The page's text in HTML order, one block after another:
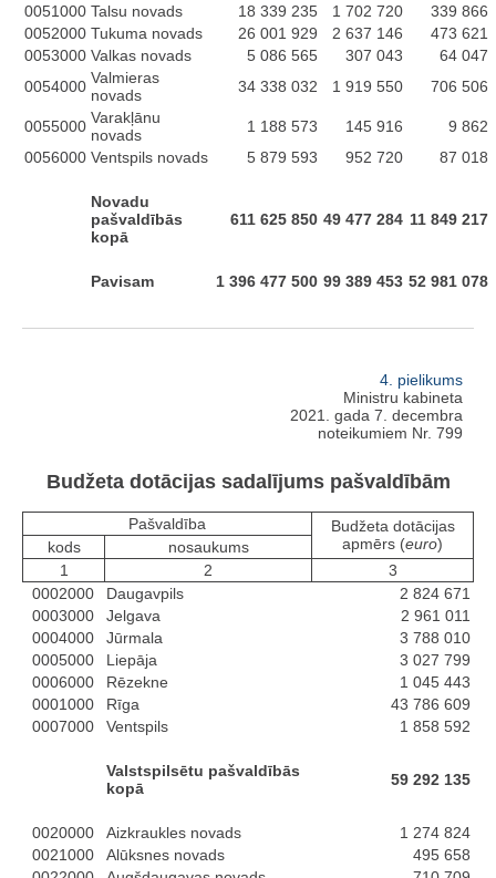
0051000 Talsu novads 18 339 235 1 702 720
339 866
0052000 Tukuma novads 26 001 929 2 637 146
473 621
0053000 Valkas novads 5 086 565 307 043
64 047
0054000 Valmieras
novads
34 338 032 1 919 550 706 506
0055000 Varakļānu
novads
1 188 573 145 916
9 862
0056000 Ventspils novads 5 879 593 952 720 87 018
Novadu
pašvaldībās
kopā
611 625 850 49 477 284 11 849 217
Pavisam 1 396 477 500 99 389 453 52 981 078
4. pielikums
Ministru kabineta
2021. gada 7. decembra
noteikumiem Nr. 799
Budžeta dotācijas sadalījums pašvaldībām
Pašvaldība
Budžeta dotācijas
apmērs (euro)
kods
nosaukums
1
2
3
0002000
Daugavpils
2 824 671
0003000
Jelgava
2 961 011
0004000
Jūrmala
3 788 010
0005000
Liepāja
3 027 799
0006000
Rēzekne
1 045 443
0001000
Rīga
43 786 609
0007000
Ventspils 1 858 592
Valstspilsētu pašvaldībās
kopā
59 292 135
0020000 Aizkraukles novads
1 274 824
0021000
Alūksnes novads
495 658